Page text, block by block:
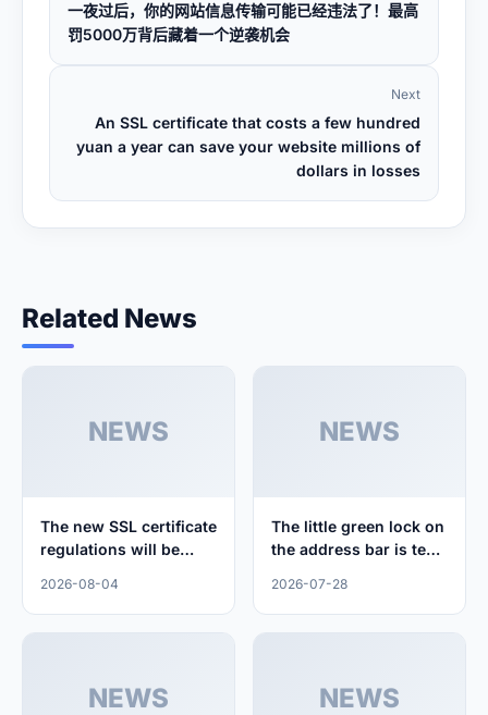
一夜过后，你的网站信息传输可能已经违法了！最高
罚5000万背后藏着一个逆袭机会
Next
An SSL certificate that costs a few hundred
yuan a year can save your website millions of
dollars in losses
Related News
NEWS
The new SSL certificate
regulations will be
manual management is
dead, automation is
2026-08-04
NEWS
The little green lock on
the address bar is ten
important than you
imagine
2026-07-28
NEWS NEWS